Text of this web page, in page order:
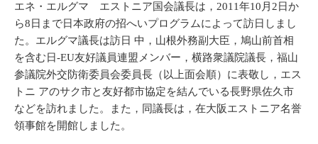
エネ・エルグマ エストニア国会議長は，2011年10月2日か
ら8日まで日本政府の招へいプログラムによって訪日しまし
た。エルグマ議長は訪日 中，山根外務副大臣，鳩山前首相
を含む日-EU友好議員連盟メンバー，横路衆議院議長，福山
参議院外交防衛委員会委員長（以上面会順）に表敬し，エス
トニ アのサク市と友好都市協定を結んでいる長野県佐久市
などを訪れました。また，同議長は，在大阪エストニア名誉
領事館を開館しました。